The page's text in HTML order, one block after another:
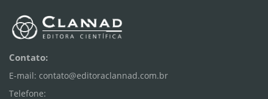
Contato:
E-mail: contato@editoraclannad.com.br
Telefone: